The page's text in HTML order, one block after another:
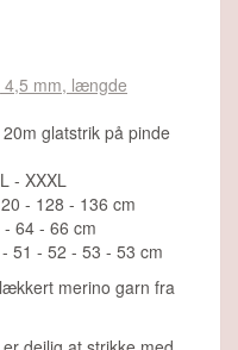
mm, længde
glatstrik på pinde
- XXXL
- 128 - 136 cm
64 - 66 cm
51 - 52 - 53 - 53 cm
merino garn fra